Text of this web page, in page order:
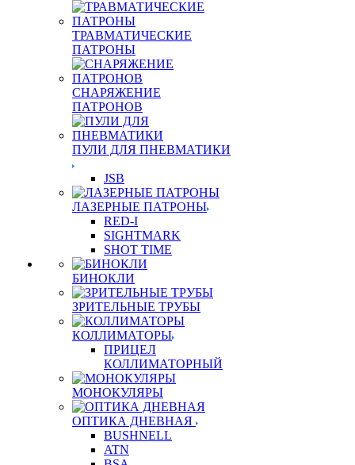
ТРАВМАТИЧЕСКИЕ
ПАТРОНЫ
СНАРЯЖЕНИЕ
ПАТРОНОВ
ПУЛИ ДЛЯ ПНЕВМАТИКИ
JSB
ЛАЗЕРНЫЕ ПАТРОНЫ
RED-I
SIGHTMARK
SHOT TIME
БИНОКЛИ
ЗРИТЕЛЬНЫЕ ТРУБЫ
КОЛЛИМАТОРЫ
ПРИЦЕЛ
КОЛЛИМАТОРНЫЙ
МОНОКУЛЯРЫ
ОПТИКА ДНЕВНАЯ
BUSHNELL
ATN